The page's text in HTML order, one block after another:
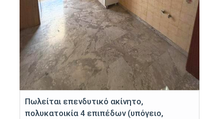
Πωλείται επενδυτικό ακίνητο,
πολυκατοικία 4 επιπέδων (υπόγειο,